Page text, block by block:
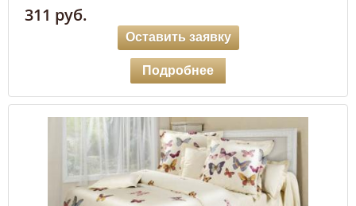
311 руб.
Оставить заявку
Подробнее